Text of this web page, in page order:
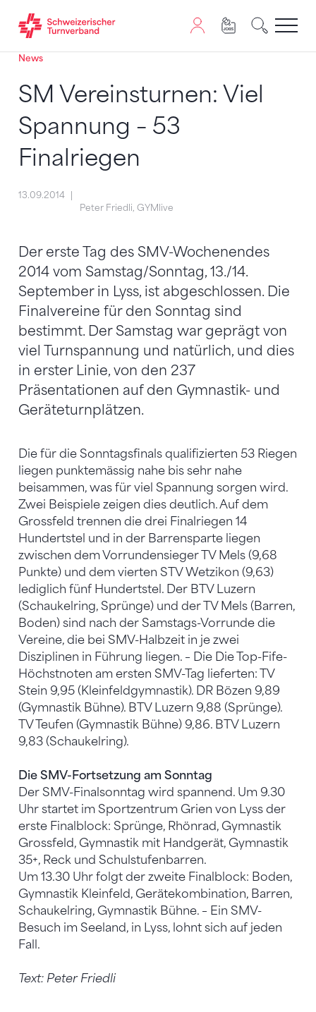
Zum Inhalt springen
Zur Sitemap navigieren
Zum Navigieren dieser Seite wird JavaScript benötigt.
News
SM Vereinsturnen: Viel
Spannung – 53
Finalriegen
13.09.2014
Peter Friedli, GYMlive
Der erste Tag des SMV-Wochenendes
2014 vom Samstag/Sonntag, 13./14.
September in Lyss, ist abgeschlossen. Die
Finalvereine für den Sonntag sind
bestimmt. Der Samstag war geprägt von
viel Turnspannung und natürlich, und dies
in erster Linie, von den 237
Präsentationen auf den Gymnastik- und
Geräteturnplätzen.
Die für die Sonntagsfinals qualifizierten 53 Riegen
liegen punktemässig nahe bis sehr nahe
beisammen, was für viel Spannung sorgen wird.
Zwei Beispiele zeigen dies deutlich. Auf dem
Grossfeld trennen die drei Finalriegen 14
Hundertstel und in der Barrensparte liegen
zwischen dem Vorrundensieger TV Mels (9,68
Punkte) und dem vierten STV Wetzikon (9,63)
lediglich fünf Hundertstel. Der BTV Luzern
(Schaukelring, Sprünge) und der TV Mels (Barren,
Boden) sind nach der Samstags-Vorrunde die
Vereine, die bei SMV-Halbzeit in je zwei
Disziplinen in Führung liegen. – Die Die Top-Fife-
Höchstnoten am ersten SMV-Tag lieferten: TV
Stein 9,95 (Kleinfeldgymnastik). DR Bözen 9,89
(Gymnastik Bühne). BTV Luzern 9,88 (Sprünge).
TV Teufen (Gymnastik Bühne) 9,86. BTV Luzern
9,83 (Schaukelring).
Die SMV-Fortsetzung am Sonntag
Der SMV-Finalsonntag wird spannend. Um 9.30
Uhr startet im Sportzentrum Grien von Lyss der
erste Finalblock: Sprünge, Rhönrad, Gymnastik
Grossfeld, Gymnastik mit Handgerät, Gymnastik
35+, Reck und Schulstufenbarren.
Um 13.30 Uhr folgt der zweite Finalblock: Boden,
Gymnastik Kleinfeld, Gerätekombination, Barren,
Schaukelring, Gymnastik Bühne. – Ein SMV-
Besuch im Seeland, in Lyss, lohnt sich auf jeden
Fall.
Text: Peter Friedli